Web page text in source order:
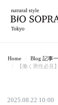
Home
Blog 記事
【働く男性必見
2025.08.22 10:00